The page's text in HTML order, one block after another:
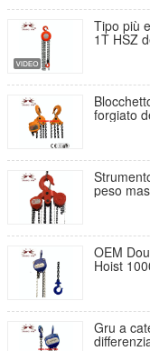
Tipo più
1T HSZ
forgiato
peso
OEM
Hoist
Gru a